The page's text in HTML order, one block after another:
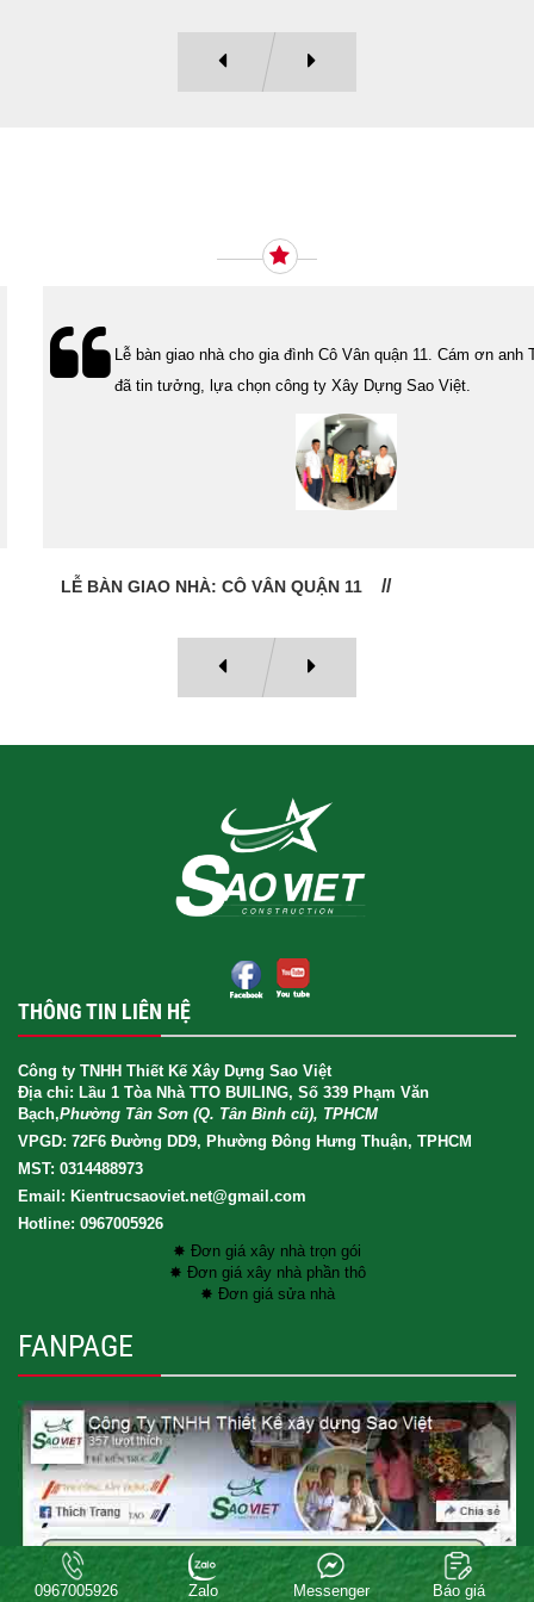
Lễ bàn giao nhà cho gia đình Cô Vân quận 11. Cám ơn anh Tính
đã tin tưởng, lựa chọn công ty Xây Dựng Sao Việt.
LỄ BÀN GIAO NHÀ: CÔ VÂN QUẬN 11
THÔNG TIN LIÊN HỆ
Công ty TNHH Thiết Kế Xây Dựng Sao Việt
Địa chỉ: Lầu 1 Tòa Nhà TTO BUILING, Số 339 Phạm Văn
Bạch,Phường Tân Sơn (Q. Tân Bình cũ), TPHCM
VPGD: 72F6 Đường DD9, Phường Đông Hưng Thuận, TPHCM
MST: 0314488973
Email: Kientrucsaoviet.net@gmail.com
Hotline: 0967005926
✸ Đơn giá xây nhà trọn gói
✸ Đơn giá xây nhà phần thô
✸ Đơn giá sửa nhà
FANPAGE
Copyright® 2017 XAY DUNG SAO VIET CO.LTD . All rights reserved.
0967005926 Zalo Messenger Báo giá